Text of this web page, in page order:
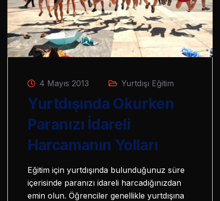
4 Mayıs 2013 Yurtdışı Eğitim
Yurtdışında Okurken
Paranızı İdareli
Harcamanın Yolları
Eğitim için yurtdışında bulunduğunuz süre
içerisinde paranızı idareli harcadığınızdan
emin olun. Öğrenciler genellikle yurtdışına